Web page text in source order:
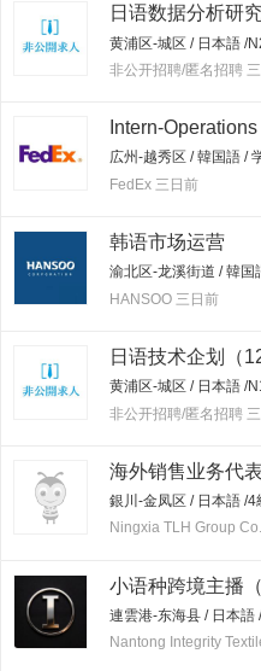
日语数据分析研
黄浦区-城区 / 日本語 /
非公开招聘/匿名招聘
Intern-
FedEx 三日前
韩语市场运营
渝北区-龙溪街道 / 韓国
HANSOO 三日前
日语技术企划（
黄浦区-城区 / 日本語 /
非公开招聘/匿名招聘
海外销售业务代表
Ningxia TLH Group